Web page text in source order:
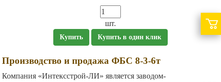
шт.
Купить Купить в один клик
Производство и продажа ФБС 8-3-6т
Компания «Интексстрой-ЛИ» является заводом-